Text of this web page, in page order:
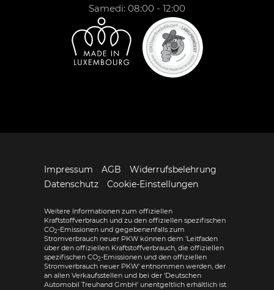
Samedi: 08:00 - 12:00
Impressum AGB
Widerrufsbelehrung
Datenschutz
Cookie-Einstellungen
Weitere Informationen zum offiziellen
Kraftstoffverbrauch und zu den offiziellen spezifischen
CO2-Emissionen und gegebenenfalls zum
Stromverbrauch neuer PKW können dem 'Leitfaden
über den offiziellen Kraftstoffverbrauch, die offiziellen
spezifischen CO2-Emissionen und den offiziellen
Stromverbrauch neuer PKW' entnommen werden, der
an allen Verkaufsstellen und bei der 'Deutschen
Automobil Treuhand GmbH' unentgeltlich erhältlich ist